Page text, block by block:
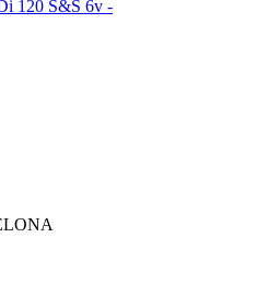
120 S&S 6v -